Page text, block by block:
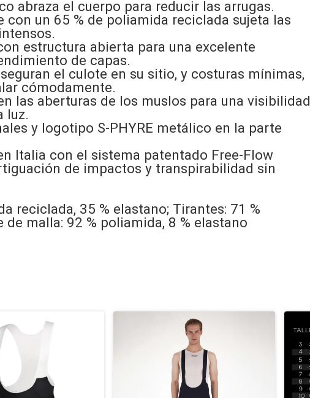
abraza el cuerpo para reducir las arrugas.
un 65 % de poliamida reciclada sujeta las
estructura abierta para una excelente
de capas.
el culote en su sitio, y costuras mínimas,
cómodamente.
las aberturas de los muslos para una visibilidad
luz.
y logotipo S-PHYRE metálico en la parte
Italia con el sistema patentado Free-Flow
de impactos y transpirabilidad sin
reciclada, 35 % elastano; Tirantes: 71 %
malla: 92 % poliamida, 8 % elastano